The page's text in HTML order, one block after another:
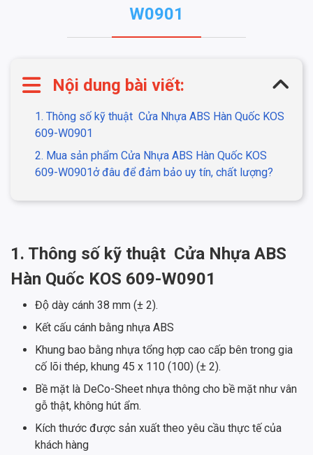
W0901
Nội dung bài viết:
1. Thông số kỹ thuật Cửa Nhựa ABS Hàn Quốc KOS
609-W0901
2. Mua sản phẩm Cửa Nhựa ABS Hàn Quốc KOS
609-W0901ở đâu để đảm bảo uy tín, chất lượng?
1. Thông số kỹ thuật Cửa Nhựa ABS
Hàn Quốc KOS 609-W0901
Độ dày cánh 38 mm (± 2).
Kết cấu cánh bằng nhựa ABS
Khung bao bằng nhựa tổng hợp cao cấp bên trong gia
cố lõi thép, khung 45 x 110 (100) (± 2).
Bề mặt là DeCo-Sheet nhựa thông cho bề mặt như vân
gỗ thật, không hút ẩm.
Kích thước được sản xuất theo yêu cầu thực tế của
khách hàng